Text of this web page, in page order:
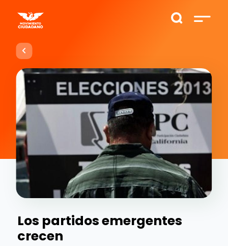
Los partidos emergentes
crecen